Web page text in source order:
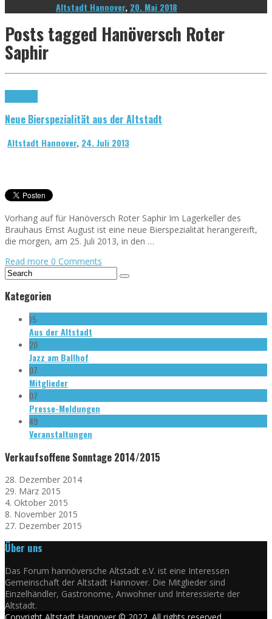
Altstadt Hannover, 20. Mai 2018
Posts tagged Hanöversch Roter
Saphir
Neue Bierspezialität aus der Altstadt
Altstadt Hannover, 24. Juli 2013
Vorhang auf für Hanöversch Roter Saphir Im Lagerkeller des
Brauhaus Ernst August ist eine neue Bierspezialität herangereift,
die morgen, am 25. Juli 2013, in den …
Read more 0 Comments
Kategorien
15
Aus der Altstadt
20
Jazz am Ballhof
07
Mitglieder
07
Presse-Meldungen
49
Veranstaltungen
Verkaufsoffene Sonntage 2014/2015
28. Dezember 2014
29. März 2015
4. Oktober 2015
8. November 2015
27. Dezember 2015
Über uns
Das Forum hannöversche Altstadt e.V. ist eine Interessen
Gemeinschaft der Altstadt Hannover. Die Mitglieder sind
Einzelhändler, Gastronome, Anwohner und Interessierte der
Altstadt.